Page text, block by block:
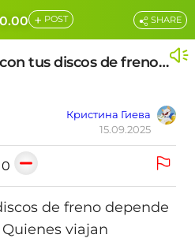
+ POST
tus discos de freno…
Кристина Гиева
15.09.2025
SHARE
0
de freno depende
viajan